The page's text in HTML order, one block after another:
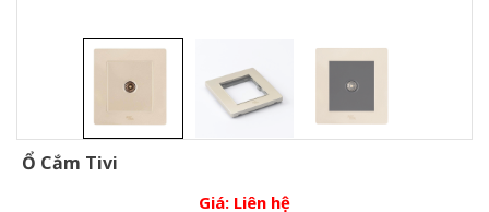
Ổ Cắm Tivi
Giá: Liên hệ